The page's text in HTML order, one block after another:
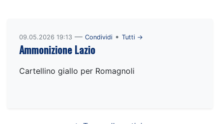
09.05.2026 19:13 — Condividi • Tutti →
Ammonizione Lazio
Cartellino giallo per Romagnoli